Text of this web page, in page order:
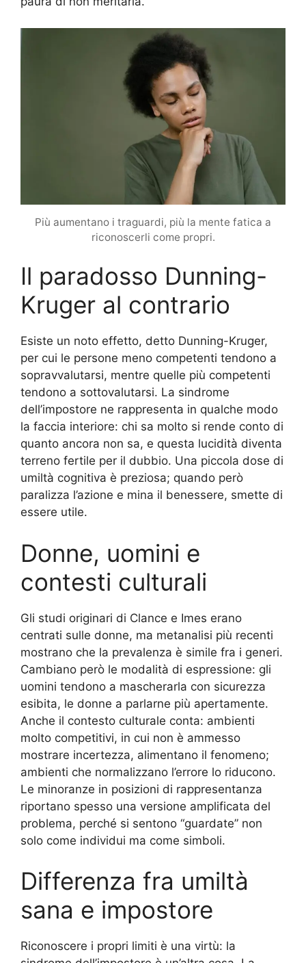
Più aumentano i traguardi, più la mente fatica a
riconoscerli come propri.
Il paradosso Dunning-
Kruger al contrario
Esiste un noto effetto, detto Dunning-Kruger,
per cui le persone meno competenti tendono a
sopravvalutarsi, mentre quelle più competenti
tendono a sottovalutarsi. La sindrome
dell’impostore ne rappresenta in qualche modo
la faccia interiore: chi sa molto si rende conto di
quanto ancora non sa, e questa lucidità diventa
terreno fertile per il dubbio. Una piccola dose di
umiltà cognitiva è preziosa; quando però
paralizza l’azione e mina il benessere, smette di
essere utile.
Donne, uomini e
contesti culturali
Gli studi originari di Clance e Imes erano
centrati sulle donne, ma metanalisi più recenti
mostrano che la prevalenza è simile fra i generi.
Cambiano però le modalità di espressione: gli
uomini tendono a mascherarla con sicurezza
esibita, le donne a parlarne più apertamente.
Anche il contesto culturale conta: ambienti
molto competitivi, in cui non è ammesso
mostrare incertezza, alimentano il fenomeno;
ambienti che normalizzano l’errore lo riducono.
Le minoranze in posizioni di rappresentanza
riportano spesso una versione amplificata del
problema, perché si sentono “guardate” non
solo come individui ma come simboli.
Differenza fra umiltà
sana e impostore
Riconoscere i propri limiti è una virtù: la